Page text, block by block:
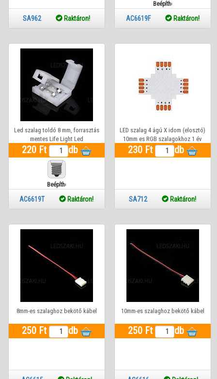
SA962 Raktáron!
Beépíthető
AC6619F Raktáron!
Led szalag toldó 8 mm, forrasztás
mentes Life Light Led
220 Ft db
Beépíthető
AC6619T Raktáron!
LED szalag 4 ágú X idom (elosztó)
10mm es RGB szalagokhoz 1 év
garanciával
230 Ft db
SA712 Raktáron!
8mm-es szalaghoz bekötő kábel
250 Ft db
10mm-es szalaghoz bekötő kábel
250 Ft db